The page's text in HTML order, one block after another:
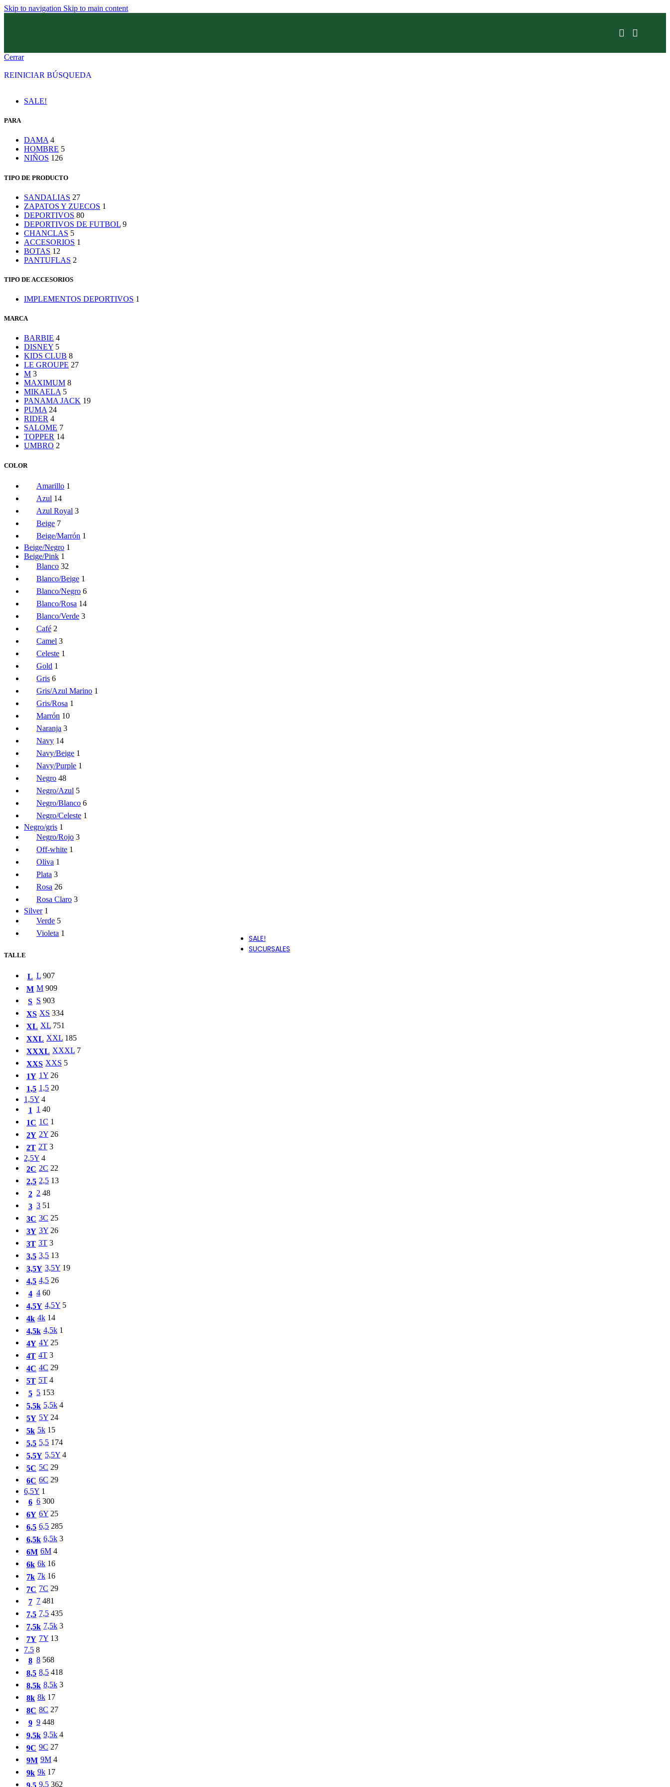
Skip to navigation Skip to main content
AZALEIA
SALE!
SUCURSALES
Cerrar
REINICIAR BÚSQUEDA
SALE!
PARA
DAMA 4
HOMBRE 5
NIÑOS 126
TIPO DE PRODUCTO
SANDALIAS 27
ZAPATOS Y ZUECOS 1
DEPORTIVOS 80
DEPORTIVOS DE FUTBOL 9
CHANCLAS 5
ACCESORIOS 1
BOTAS 12
PANTUFLAS 2
TIPO DE ACCESORIOS
IMPLEMENTOS DEPORTIVOS 1
MARCA
BARBIE 4
DISNEY 5
KIDS CLUB 8
LE GROUPE 27
M 3
MAXIMUM 8
MIKAELA 5
PANAMA JACK 19
PUMA 24
RIDER 4
SALOME 7
TOPPER 14
UMBRO 2
COLOR
Amarillo 1
Azul 14
Azul Royal 3
Beige 7
Beige/Marrón 1
Beige/Negro 1
Beige/Pink 1
Blanco 32
Blanco/Beige 1
Blanco/Negro 6
Blanco/Rosa 14
Blanco/Verde 3
Café 2
Camel 3
Celeste 1
Gold 1
Gris 6
Gris/Azul Marino 1
Gris/Rosa 1
Marrón 10
Naranja 3
Navy 14
Navy/Beige 1
Navy/Purple 1
Negro 48
Negro/Azul 5
Negro/Blanco 6
Negro/Celeste 1
Negro/gris 1
Negro/Rojo 3
Off-white 1
Oliva 1
Plata 3
Rosa 26
Rosa Claro 3
Silver 1
Verde 5
Violeta 1
TALLE
L L 907
M M 909
S S 903
XS XS 334
XL XL 751
XXL XXL 185
XXXL XXXL 7
XXS XXS 5
1Y 1Y 26
1,5 1,5 20
1,5Y 4
1
1 40
1C 1C 1
2Y 2Y 26
2T 2T 3
2,5Y 4
2C 2C 22
2,5 2,5 13
2 2 48
3 3 51
3C 3C 25
3Y 3Y 26
3T 3T 3
3,5 3,5 13
3,5Y 3,5Y 19
4,5 4,5 26
4 4 60
4,5Y 4,5Y 5
4k 4k 14
4,5k 4,5k 1
4Y 4Y 25
4T 4T 3
4C 4C 29
5T 5T 4
5 5 153
5,5k 5,5k 4
5Y 5Y 24
5k 5k 15
5,5 5,5 174
5,5Y 5,5Y 4
5C 5C 29
6C 6C 29
6,5Y 1
6 6 300
6Y 6Y 25
6,5 6,5 285
6,5k 6,5k 3
6M 6M 4
6k 6k 16
7k 7k 16
7C 7C 29
7 7 481
7,5 7,5 435
7,5k 7,5k 3
7Y 7Y 13
7.5 8
8 8 568
8,5 8,5 418
8,5k 8,5k 3
8k 8k 17
8C 8C 27
9 9 448
9,5k 9,5k 4
9C 9C 27
9M 9M 4
9k 9k 17
9,5 9,5 362